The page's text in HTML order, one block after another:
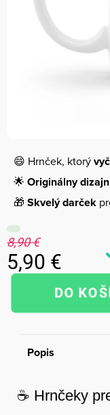
😄 Hrnček, ktorý
🌟 Originálny dizajn
🎁 Skvelý darček
8,90 €
5,90 €
Jednotková
Popis
☕ Hrnčeky